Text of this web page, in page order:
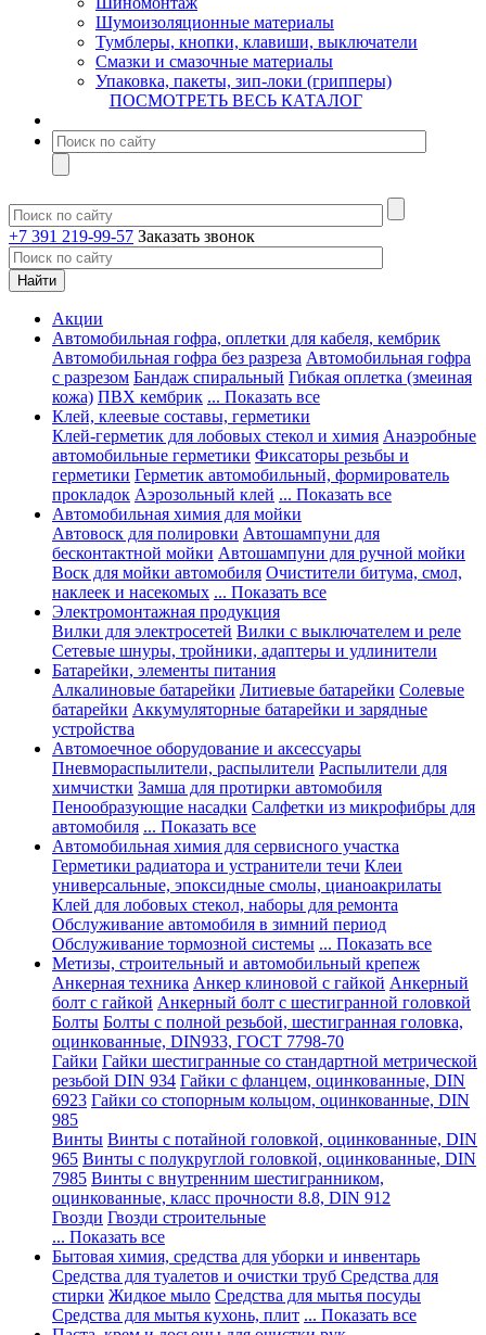
Шумоизоляционные материалы
Тумблеры, кнопки, клавиши, выключатели
Смазки и смазочные материалы
Упаковка, пакеты, зип-локи (грипперы)
ПОСМОТРЕТЬ ВЕСЬ КАТАЛОГ
+7 391 219-99-57 Заказать звонок
Акции
Автомобильная гофра, оплетки для кабеля, кембрик
Автомобильная гофра без разреза Автомобильная гофра
с разрезом Бандаж спиральный Гибкая оплетка (змеиная
кожа) ПВХ кембрик ... Показать все
Клей, клеевые составы, герметики
Клей-герметик для лобовых стекол и химия Анаэробные
автомобильные герметики Фиксаторы резьбы и
герметики Герметик автомобильный, формирователь
прокладок Аэрозольный клей ... Показать все
Автомобильная химия для мойки
Автовоск для полировки Автошампуни для
бесконтактной мойки Автошампуни для ручной мойки
Воск для мойки автомобиля Очистители битума, смол,
наклеек и насекомых ... Показать все
Электромонтажная продукция
Вилки для электросетей Вилки с выключателем и реле
Сетевые шнуры, тройники, адаптеры и удлинители
Батарейки, элементы питания
Алкалиновые батарейки Литиевые батарейки Солевые
батарейки Аккумуляторные батарейки и зарядные
устройства
Автомоечное оборудование и аксессуары
Пневмораспылители, распылители Распылители для
химчистки Замша для протирки автомобиля
Пенообразующие насадки Салфетки из микрофибры для
автомобиля ... Показать все
Автомобильная химия для сервисного участка
Герметики радиатора и устранители течи Клеи
универсальные, эпоксидные смолы, цианоакрилаты
Клей для лобовых стекол, наборы для ремонта
Обслуживание автомобиля в зимний период
Обслуживание тормозной системы ... Показать все
Метизы, строительный и автомобильный крепеж
Анкерная техника Анкер клиновой с гайкой Анкерный
болт с гайкой Анкерный болт с шестигранной головкой
Болты Болты с полной резьбой, шестигранная головка,
оцинкованные, DIN933, ГОСТ 7798-70
Гайки Гайки шестигранные со стандартной метрической
резьбой DIN 934 Гайки с фланцем, оцинкованные, DIN
6923 Гайки со стопорным кольцом, оцинкованные, DIN
985
Винты Винты с потайной головкой, оцинкованные, DIN
965 Винты с полукруглой головкой, оцинкованные, DIN
7985 Винты с внутренним шестигранником,
оцинкованные, класс прочности 8.8, DIN 912
Гвозди Гвозди строительные
... Показать все
Бытовая химия, средства для уборки и инвентарь
Средства для туалетов и очистки труб Средства для
стирки Жидкое мыло Средства для мытья посуды
Средства для мытья кухонь, плит ... Показать все